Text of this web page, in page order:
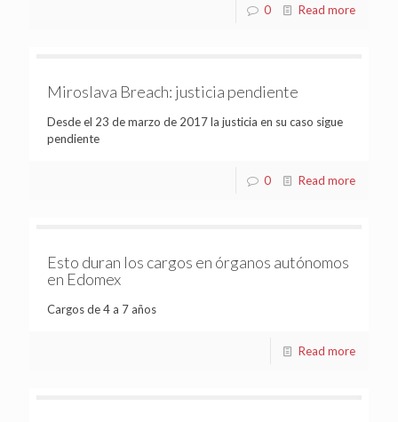
0 Read more
Miroslava Breach: justicia pendiente
Desde el 23 de marzo de 2017 la justicia en su caso sigue
pendiente
0 Read more
Esto duran los cargos en órganos autónomos
en Edomex
Cargos de 4 a 7 años
Read more